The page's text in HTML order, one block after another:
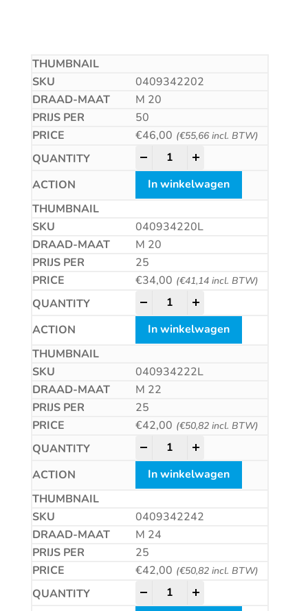
0409342202
M 20
50
€46,00 (€55,66incl. BTW)
Zeskantmoer met linkse
In winkelwagen
040934220L
M 20
25
€34,00 (€41,14incl. BTW)
Zeskantmoer met linkse
In winkelwagen
040934222L
M 22
25
€42,00 (€50,82incl. BTW)
Zeskantmoer met linkse
In winkelwagen
0409342242
M 24
25
€42,00 (€50,82incl. BTW)
Zeskantmoer met linkse